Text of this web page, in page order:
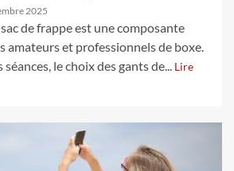
2025
de frappe est une composante
amateurs et professionnels de boxe.
le choix des gants de... Lire